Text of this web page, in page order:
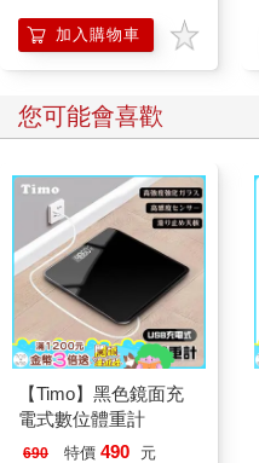
加入購物車
您可能會喜歡
【Timo】黑色鏡面充
電式數位體重計
690 特價 490 元